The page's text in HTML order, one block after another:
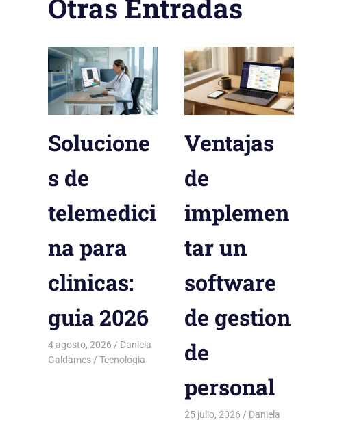
Otras Entradas
Solucione
s de
telemedici
na para
clinicas:
guia 2026
4 agosto, 2026
Daniela
Galdames
Tecnologia
Ventajas
de
implemen
tar un
software
de gestion
de
personal
25 julio, 2026
Daniela